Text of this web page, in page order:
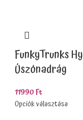
FunkyTrunks
Úszónadrág
11990Ft
Opciók választása